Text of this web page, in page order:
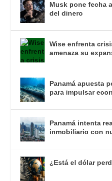
Musk pone fecha
del dinero
Wise enfrenta
amenaza su
Panamá apuesta
para impulsar
Panamá intenta
inmobiliario con
¿Está el dólar